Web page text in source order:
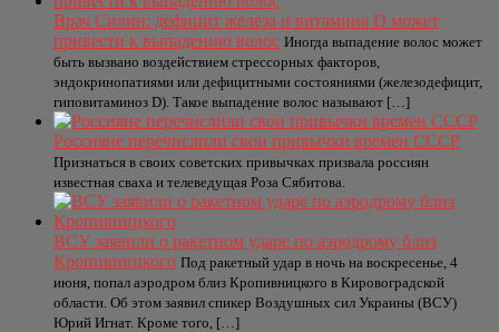
Врач Силин: дефицит железа и витамина D может
привести к выпадению волос Иногда выпадение волос может
быть вызвано воздействием стрессорных факторов,
эндокринопатиями или дефицитными состояниями (железодефицит,
гиповитаминоз D). Такое выпадение волос называют […]
Россияне перечислили свои привычки времен СССР
Признаться в своих советских привычках призвала россиян
известная сваха и телеведущая Роза Сябитова.
ВСУ заявили о ракетном ударе по аэродрому близ
Кропивницкого Под ракетный удар в ночь на воскресенье, 4
июня, попал аэродром близ Кропивницкого в Кировоградской
области. Об этом заявил спикер Воздушных сил Украины (ВСУ)
Юрий Игнат. Кроме того, […]